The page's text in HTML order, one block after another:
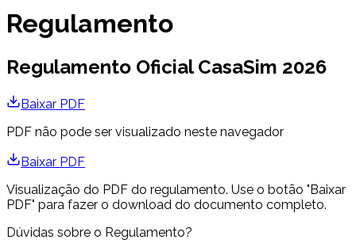
Regulamento
Regulamento Oficial CasaSim 2026
Baixar PDF
PDF não pode ser visualizado neste navegador
Baixar PDF
Visualização do PDF do regulamento. Use o botão "Baixar
PDF" para fazer o download do documento completo.
Dúvidas sobre o Regulamento?